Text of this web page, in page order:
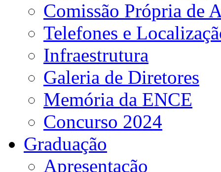
Comissão Própria de
Telefones e
Infraestrutura
Galeria de Diretores
Memória da ENCE
Concurso 2024
Graduação
Apresentação